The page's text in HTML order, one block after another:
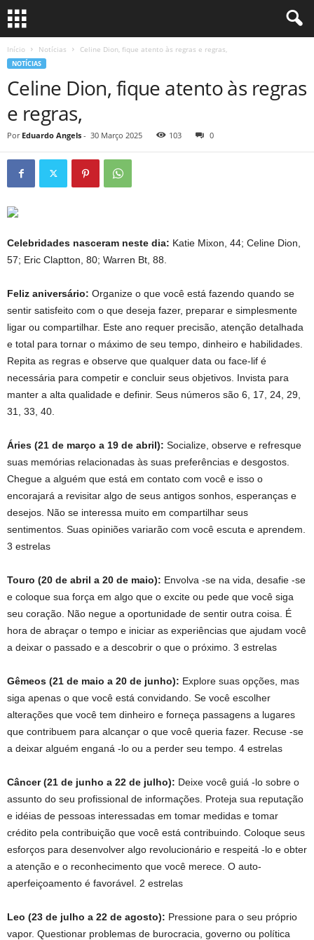
Início Notícias Celine Dion, fique atento às regras e regras,
NOTÍCIAS
Celine Dion, fique atento às regras
e regras,
Por Eduardo Angels - 30 Março 2025 103 0
Celebridades nasceram neste dia: Katie Mixon, 44; Celine Dion,
57; Eric Claptton, 80; Warren Bt, 88.
Feliz aniversário: Organize o que você está fazendo quando se
sentir satisfeito com o que deseja fazer, preparar e simplesmente
ligar ou compartilhar. Este ano requer precisão, atenção detalhada
e total para tornar o máximo de seu tempo, dinheiro e habilidades.
Repita as regras e observe que qualquer data ou face-lif é
necessária para competir e concluir seus objetivos. Invista para
manter a alta qualidade e definir. Seus números são 6, 17, 24, 29,
31, 33, 40.
Áries (21 de março a 19 de abril): Socialize, observe e refresque
suas memórias relacionadas às suas preferências e desgostos.
Chegue a alguém que está em contato com você e isso o
encorajará a revisitar algo de seus antigos sonhos, esperanças e
desejos. Não se interessa muito em compartilhar seus
sentimentos. Suas opiniões variarão com você escuta e aprendem.
3 estrelas
Touro (20 de abril a 20 de maio): Envolva -se na vida, desafie -se
e coloque sua força em algo que o excite ou pede que você siga
seu coração. Não negue a oportunidade de sentir outra coisa. É
hora de abraçar o tempo e iniciar as experiências que ajudam você
a deixar o passado e a descobrir o que o próximo. 3 estrelas
Gêmeos (21 de maio a 20 de junho): Explore suas opções, mas
siga apenas o que você está convidando. Se você escolher
alterações que você tem dinheiro e forneça passagens a lugares
que contribuem para alcançar o que você queria fazer. Recuse -se
a deixar alguém enganá -lo ou a perder seu tempo. 4 estrelas
Câncer (21 de junho a 22 de julho): Deixe você guiá -lo sobre o
assunto do seu profissional de informações. Proteja sua reputação
e idéias de pessoas interessadas em tomar medidas e tomar
crédito pela contribuição que você está contribuindo. Coloque seus
esforços para desenvolver algo revolucionário e respeitá -lo e obter
a atenção e o reconhecimento que você merece. O auto-
aperfeiçoamento é favorável. 2 estrelas
Leo (23 de julho a 22 de agosto): Pressione para o seu próprio
vapor. Questionar problemas de burocracia, governo ou política